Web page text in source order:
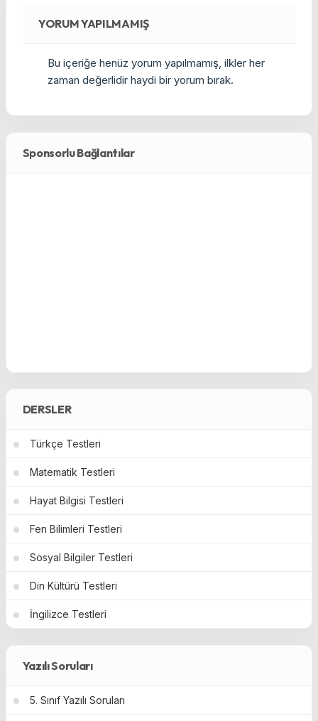
YORUM YAPILMAMIŞ
Bu içeriğe henüz yorum yapılmamış, ilkler her
zaman değerlidir haydi bir yorum bırak.
Sponsorlu Bağlantılar
DERSLER
Türkçe Testleri
Matematik Testleri
Hayat Bilgisi Testleri
Fen Bilimleri Testleri
Sosyal Bilgiler Testleri
Din Kültürü Testleri
İngilizce Testleri
Yazılı Soruları
5. Sınıf Yazılı Soruları